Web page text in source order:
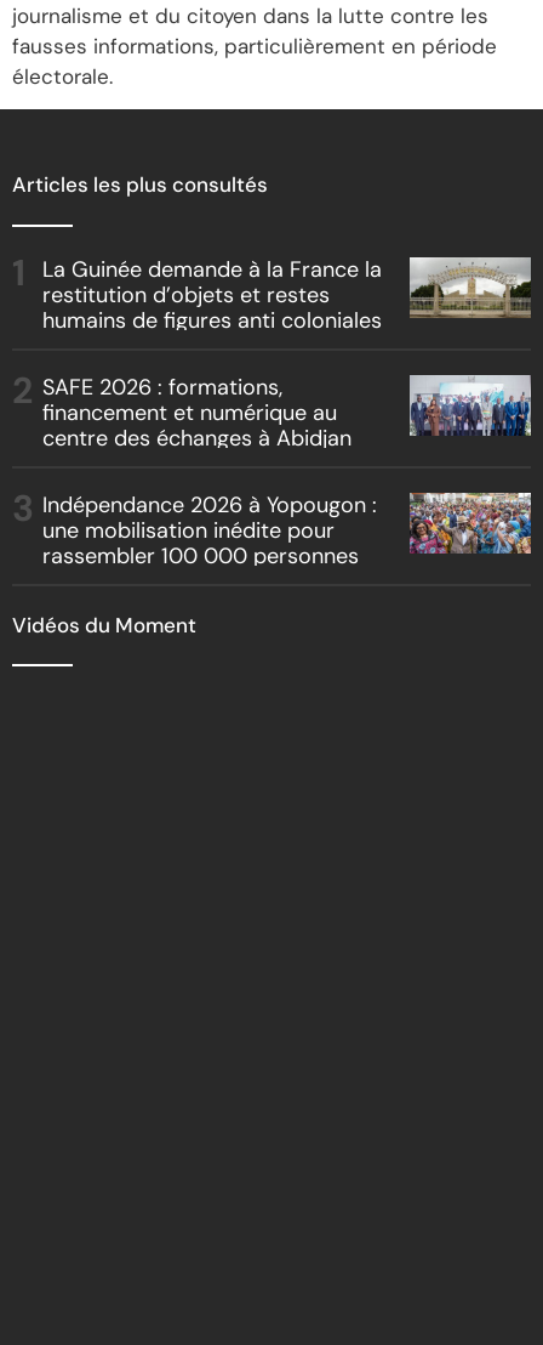
journalisme et du citoyen dans la lutte contre les
fausses informations, particulièrement en période
électorale.
Articles les plus consultés
La Guinée demande à la France la
restitution d’objets et restes
humains de figures anti coloniales
SAFE 2026 : formations,
financement et numérique au
centre des échanges à Abidjan
Indépendance 2026 à Yopougon :
une mobilisation inédite pour
rassembler 100 000 personnes
Vidéos du Moment